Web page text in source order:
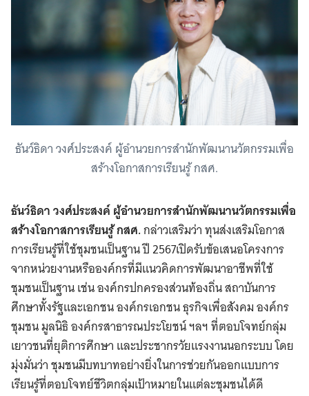
ธันว์ธิดา วงศ์ประสงค์ ผู้อำนวยการสำนักพัฒนานวัตกรรมเพื่อ
สร้างโอกาสการเรียนรู้ กสศ.
ธันว์ธิดา วงศ์ประสงค์ ผู้อำนวยการสำนักพัฒนานวัตกรรมเพื่อ
สร้างโอกาสการเรียนรู้ กสศ.กล่าวเสริมว่า ทุนส่งเสริมโอกาส
การเรียนรู้ที่ใช้ชุมชนเป็นฐาน ปี 2567เปิดรับข้อเสนอโครงการ
จากหน่วยงานหรือองค์กรที่มีแนวคิดการพัฒนาอาชีพที่ใช้
ชุมชนเป็นฐาน เช่น องค์กรปกครองส่วนท้องถิ่น สถาบันการ
ศึกษาทั้งรัฐและเอกชน องค์กรเอกชน ธุรกิจเพื่อสังคม องค์กร
ชุมชน มูลนิธิ องค์กรสาธารณประโยชน์ ฯลฯ ที่ตอบโจทย์กลุ่ม
เยาวชนที่ยุติการศึกษา และประชากรวัยแรงงานนอกระบบ โดย
มุ่งมั่นว่า ชุมชนมีบทบาทอย่างยิ่งในการช่วยกันออกแบบการ
เรียนรู้ที่ตอบโจทย์ชีวิตกลุ่มเป้าหมายในแต่ละชุมชนได้ดี